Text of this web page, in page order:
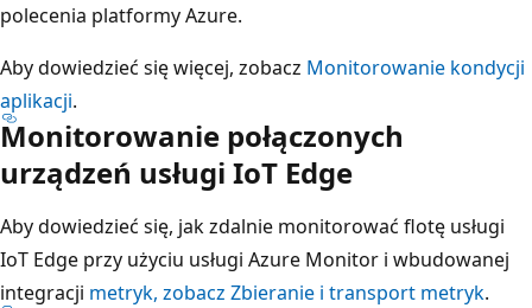
polecenia platformy Azure.
Aby dowiedzieć się więcej, zobacz Monitorowanie kondycji
aplikacji.
Monitorowanie połączonych
urządzeń usługi IoT Edge
Aby dowiedzieć się, jak zdalnie monitorować flotę usługi
IoT Edge przy użyciu usługi Azure Monitor i wbudowanej
integracji metryk, zobacz Zbieranie i transport metryk.